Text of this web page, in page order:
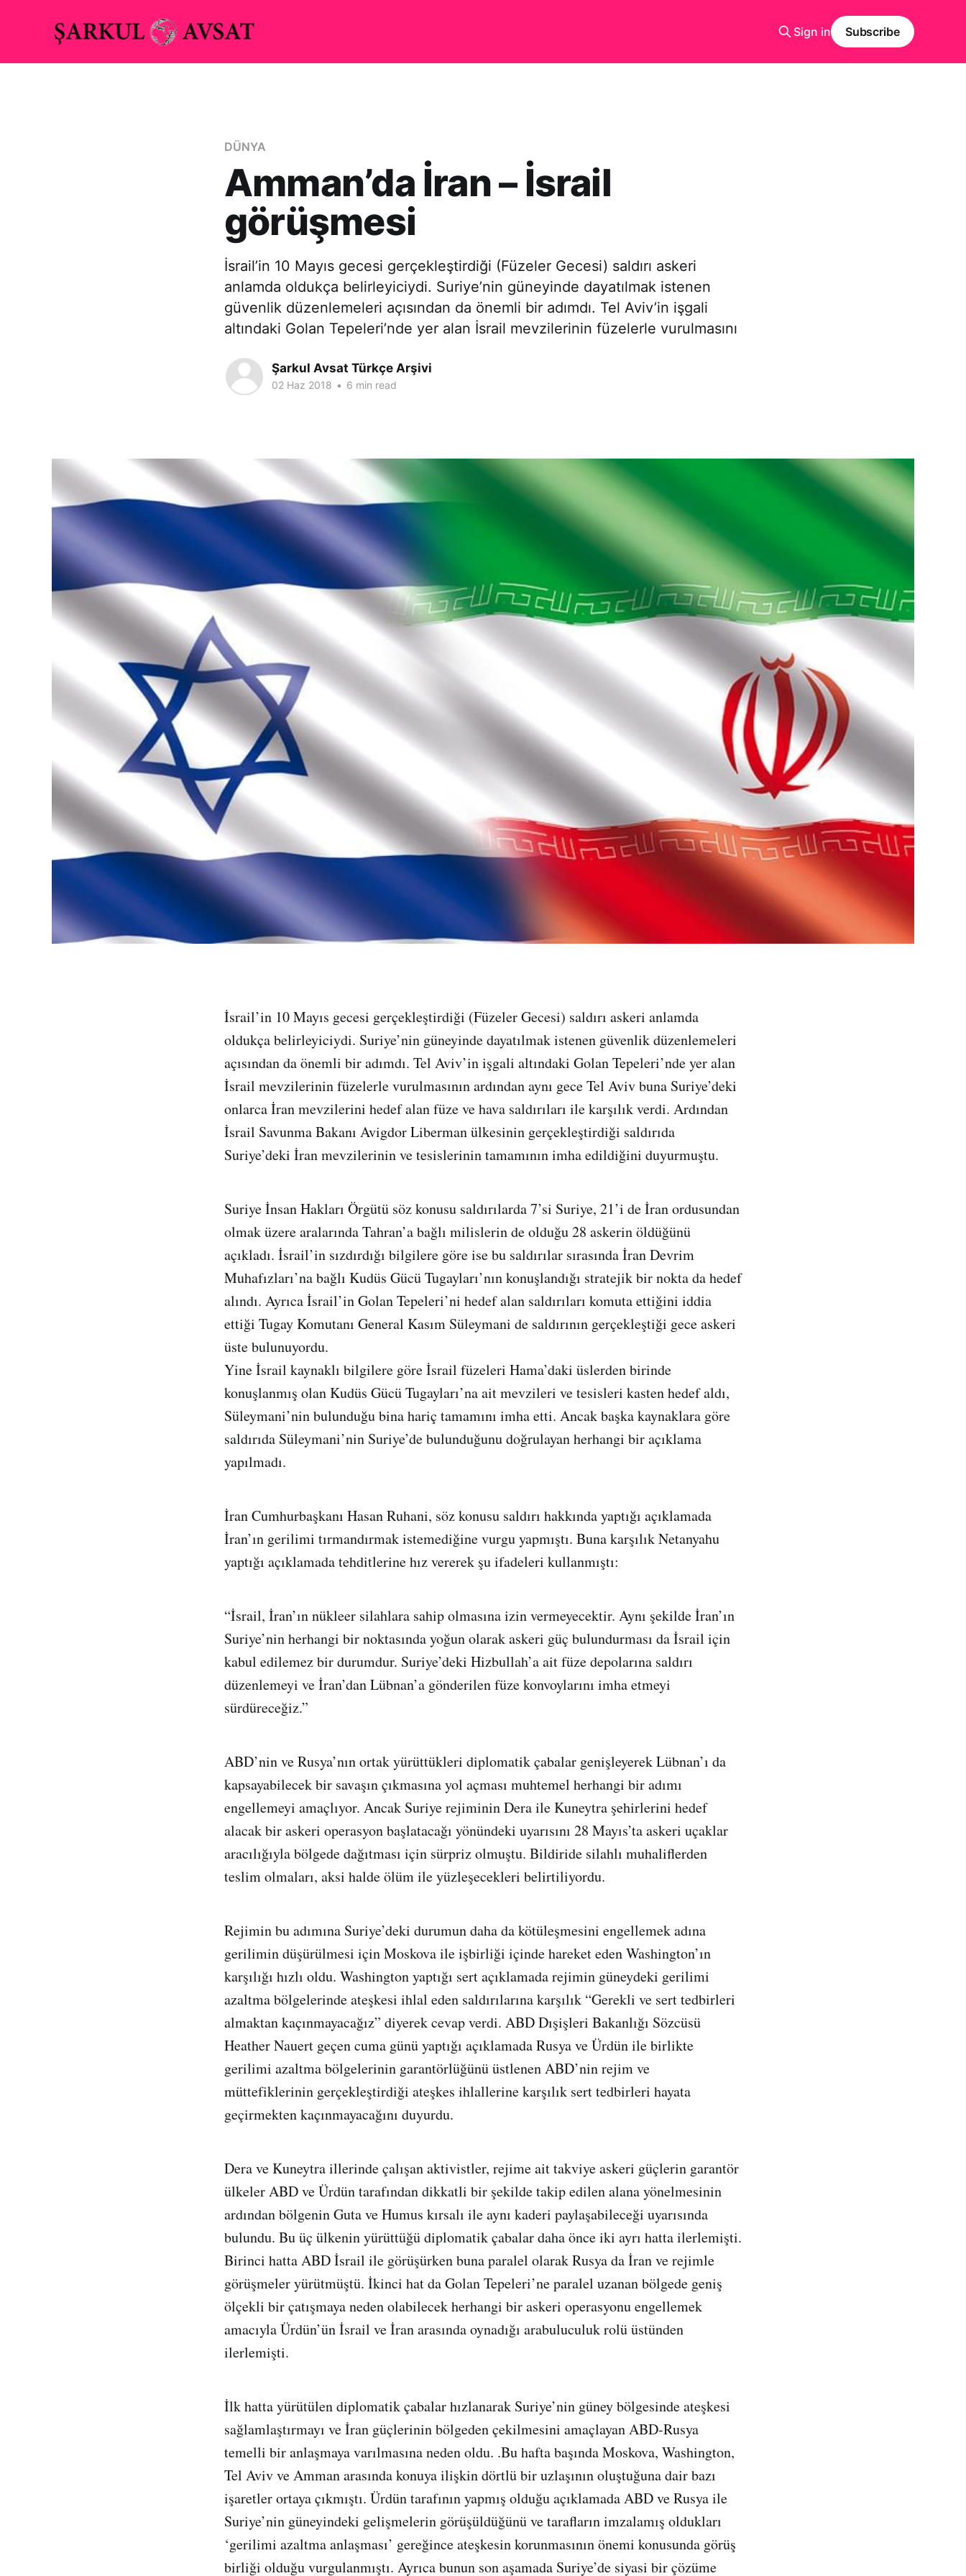
Sign in Subscribe
DÜNYA
Amman’da İran – İsrail
görüşmesi
İsrail’in 10 Mayıs gecesi gerçekleştirdiği (Füzeler Gecesi) saldırı askeri
anlamda oldukça belirleyiciydi. Suriye’nin güneyinde dayatılmak istenen
güvenlik düzenlemeleri açısından da önemli bir adımdı. Tel Aviv’in işgali
altındaki Golan Tepeleri’nde yer alan İsrail mevzilerinin füzelerle vurulmasını
Şarkul Avsat Türkçe Arşivi
02 Haz 2018 • 6 min read
İsrail’in 10 Mayıs gecesi gerçekleştirdiği (Füzeler Gecesi) saldırı askeri anlamda
oldukça belirleyiciydi. Suriye’nin güneyinde dayatılmak istenen güvenlik düzenlemeleri
açısından da önemli bir adımdı. Tel Aviv’in işgali altındaki Golan Tepeleri’nde yer alan
İsrail mevzilerinin füzelerle vurulmasının ardından aynı gece Tel Aviv buna Suriye’deki
onlarca İran mevzilerini hedef alan füze ve hava saldırıları ile karşılık verdi. Ardından
İsrail Savunma Bakanı Avigdor Liberman ülkesinin gerçekleştirdiği saldırıda
Suriye’deki İran mevzilerinin ve tesislerinin tamamının imha edildiğini duyurmuştu.
Suriye İnsan Hakları Örgütü söz konusu saldırılarda 7’si Suriye, 21’i de İran ordusundan
olmak üzere aralarında Tahran’a bağlı milislerin de olduğu 28 askerin öldüğünü
açıkladı. İsrail’in sızdırdığı bilgilere göre ise bu saldırılar sırasında İran Devrim
Muhafızları’na bağlı Kudüs Gücü Tugayları’nın konuşlandığı stratejik bir nokta da hedef
alındı. Ayrıca İsrail’in Golan Tepeleri’ni hedef alan saldırıları komuta ettiğini iddia
ettiği Tugay Komutanı General Kasım Süleymani de saldırının gerçekleştiği gece askeri
üste bulunuyordu.
Yine İsrail kaynaklı bilgilere göre İsrail füzeleri Hama’daki üslerden birinde
konuşlanmış olan Kudüs Gücü Tugayları’na ait mevzileri ve tesisleri kasten hedef aldı,
Süleymani’nin bulunduğu bina hariç tamamını imha etti. Ancak başka kaynaklara göre
saldırıda Süleymani’nin Suriye’de bulunduğunu doğrulayan herhangi bir açıklama
yapılmadı.
İran Cumhurbaşkanı Hasan Ruhani, söz konusu saldırı hakkında yaptığı açıklamada
İran’ın gerilimi tırmandırmak istemediğine vurgu yapmıştı. Buna karşılık Netanyahu
yaptığı açıklamada tehditlerine hız vererek şu ifadeleri kullanmıştı:
“İsrail, İran’ın nükleer silahlara sahip olmasına izin vermeyecektir. Aynı şekilde İran’ın
Suriye’nin herhangi bir noktasında yoğun olarak askeri güç bulundurması da İsrail için
kabul edilemez bir durumdur. Suriye’deki Hizbullah’a ait füze depolarına saldırı
düzenlemeyi ve İran’dan Lübnan’a gönderilen füze konvoylarını imha etmeyi
sürdüreceğiz.”
ABD’nin ve Rusya’nın ortak yürüttükleri diplomatik çabalar genişleyerek Lübnan’ı da
kapsayabilecek bir savaşın çıkmasına yol açması muhtemel herhangi bir adımı
engellemeyi amaçlıyor. Ancak Suriye rejiminin Dera ile Kuneytra şehirlerini hedef
alacak bir askeri operasyon başlatacağı yönündeki uyarısını 28 Mayıs’ta askeri uçaklar
aracılığıyla bölgede dağıtması için sürpriz olmuştu. Bildiride silahlı muhaliflerden
teslim olmaları, aksi halde ölüm ile yüzleşecekleri belirtiliyordu.
Rejimin bu adımına Suriye’deki durumun daha da kötüleşmesini engellemek adına
gerilimin düşürülmesi için Moskova ile işbirliği içinde hareket eden Washington’ın
karşılığı hızlı oldu. Washington yaptığı sert açıklamada rejimin güneydeki gerilimi
azaltma bölgelerinde ateşkesi ihlal eden saldırılarına karşılık “Gerekli ve sert tedbirleri
almaktan kaçınmayacağız” diyerek cevap verdi. ABD Dışişleri Bakanlığı Sözcüsü
Heather Nauert geçen cuma günü yaptığı açıklamada Rusya ve Ürdün ile birlikte
gerilimi azaltma bölgelerinin garantörlüğünü üstlenen ABD’nin rejim ve
müttefiklerinin gerçekleştirdiği ateşkes ihlallerine karşılık sert tedbirleri hayata
geçirmekten kaçınmayacağını duyurdu.
Dera ve Kuneytra illerinde çalışan aktivistler, rejime ait takviye askeri güçlerin garantör
ülkeler ABD ve Ürdün tarafından dikkatli bir şekilde takip edilen alana yönelmesinin
ardından bölgenin Guta ve Humus kırsalı ile aynı kaderi paylaşabileceği uyarısında
bulundu. Bu üç ülkenin yürüttüğü diplomatik çabalar daha önce iki ayrı hatta ilerlemişti.
Birinci hatta ABD İsrail ile görüşürken buna paralel olarak Rusya da İran ve rejimle
görüşmeler yürütmüştü. İkinci hat da Golan Tepeleri’ne paralel uzanan bölgede geniş
ölçekli bir çatışmaya neden olabilecek herhangi bir askeri operasyonu engellemek
amacıyla Ürdün’ün İsrail ve İran arasında oynadığı arabuluculuk rolü üstünden
ilerlemişti.
İlk hatta yürütülen diplomatik çabalar hızlanarak Suriye’nin güney bölgesinde ateşkesi
sağlamlaştırmayı ve İran güçlerinin bölgeden çekilmesini amaçlayan ABD-Rusya
temelli bir anlaşmaya varılmasına neden oldu. .Bu hafta başında Moskova, Washington,
Tel Aviv ve Amman arasında konuya ilişkin dörtlü bir uzlaşının oluştuğuna dair bazı
işaretler ortaya çıkmıştı. Ürdün tarafının yapmış olduğu açıklamada ABD ve Rusya ile
Suriye’nin güneyindeki gelişmelerin görüşüldüğünü ve tarafların imzalamış oldukları
‘gerilimi azaltma anlaşması’ gereğince ateşkesin korunmasının önemi konusunda görüş
birliği olduğu vurgulanmıştı. Ayrıca bunun son aşamada Suriye’de siyasi bir çözüme